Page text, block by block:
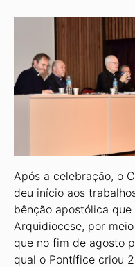
Após a celebração, o
deu início aos
bênção apostólica
Arquidiocese, por
que no fim de agosto
qual o Pontífice criou